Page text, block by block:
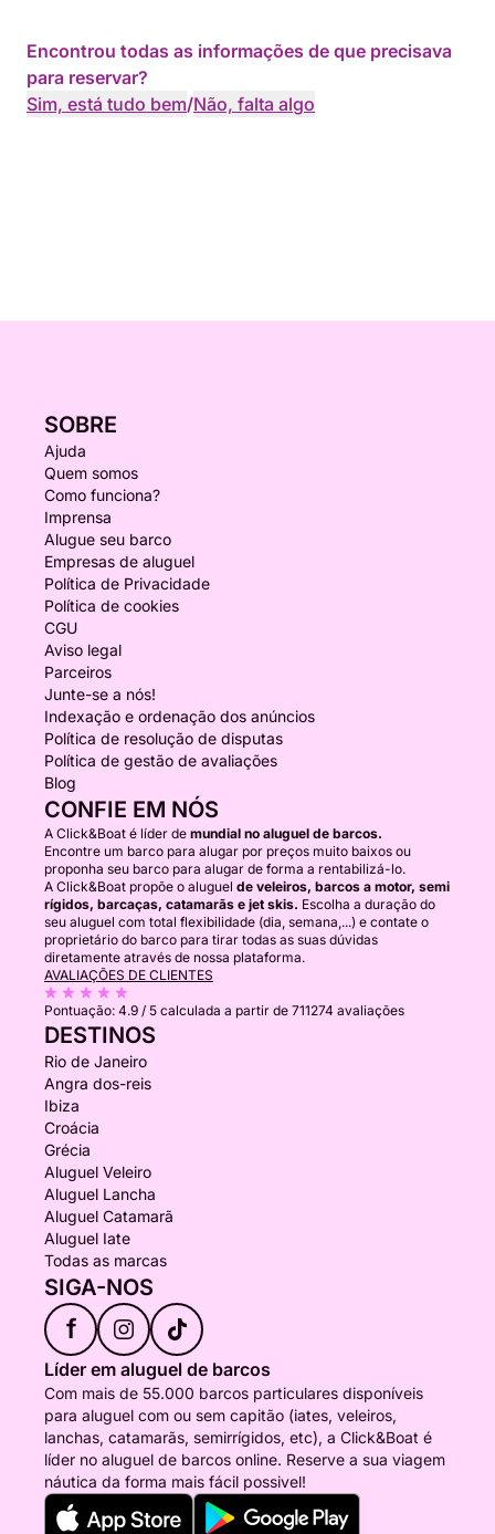
Encontrou todas as informações de que precisava
para reservar?
Sim, está tudo bem/Não, falta algo
SOBRE
Ajuda
Quem somos
Como funciona?
Imprensa
Alugue seu barco
Empresas de aluguel
Política de Privacidade
Política de cookies
CGU
Aviso legal
Parceiros
Junte-se a nós!
Indexação e ordenação dos anúncios
Política de resolução de disputas
Política de gestão de avaliações
Blog
CONFIE EM NÓS
A Click&Boat é líder de mundial no aluguel de barcos.
Encontre um barco para alugar por preços muito baixos ou
proponha seu barco para alugar de forma a rentabilizá-lo.
A Click&Boat propõe o aluguel de veleiros, barcos a motor, semi
rígidos, barcaças, catamarãs e jet skis. Escolha a duração do
seu aluguel com total flexibilidade (dia, semana,...) e contate o
proprietário do barco para tirar todas as suas dúvidas
diretamente através de nossa plataforma.
AVALIAÇÕES DE CLIENTES
Pontuação: 4.9 / 5 calculada a partir de 711274 avaliações
DESTINOS
Rio de Janeiro
Angra dos-reis
Ibiza
Croácia
Grécia
Aluguel Veleiro
Aluguel Lancha
Aluguel Catamarã
Aluguel Iate
Todas as marcas
SIGA-NOS
f
Líder em aluguel de barcos
Com mais de 55.000 barcos particulares disponíveis
para aluguel com ou sem capitão (iates, veleiros,
lanchas, catamarãs, semirrígidos, etc), a Click&Boat é
líder no aluguel de barcos online. Reserve a sua viagem
náutica da forma mais fácil possivel!